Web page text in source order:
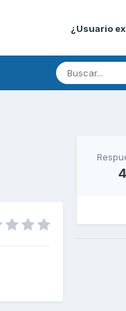
¿Usuario
4